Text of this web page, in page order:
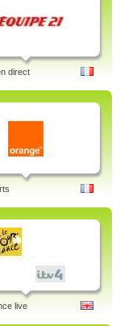
direct
live